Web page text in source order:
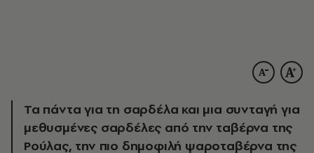
Τα πάντα για τη σαρδέλα και μια συνταγή για
μεθυσμένες σαρδέλες από την ταβέρνα της
Ρούλας, την πιο δημοφιλή ψαροταβέρνα της